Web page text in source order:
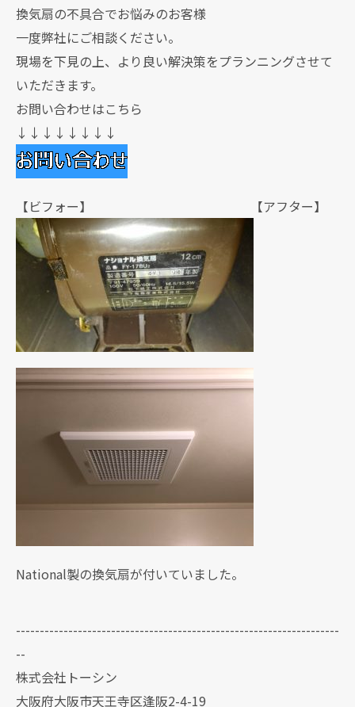
換気扇の不具合でお悩みのお客様
一度弊社にご相談ください。
現場を下見の上、より良い解決策をプランニングさせて
いただきます。
お問い合わせはこちら
↓↓↓↓↓↓↓↓
【ビフォー】 【アフター】
National製の換気扇が付いていました。
--------------------------------------------------------------------
--
株式会社トーシン
大阪府大阪市天王寺区逢阪2-4-19